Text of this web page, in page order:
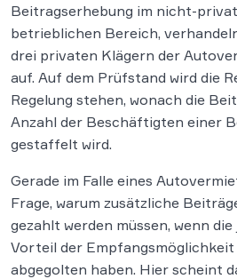
Beitragserhebung im nicht-
betrieblichen Bereich,
drei privaten Klägern der
auf. Auf dem Prüfstand wird die
Regelung stehen, wonach die
Anzahl der Beschäftigten einer
gestaffelt wird.
Gerade im Falle eines
Frage, warum zusätzliche
gezahlt werden müssen, wenn
Vorteil der
abgegolten haben. Hier scheint